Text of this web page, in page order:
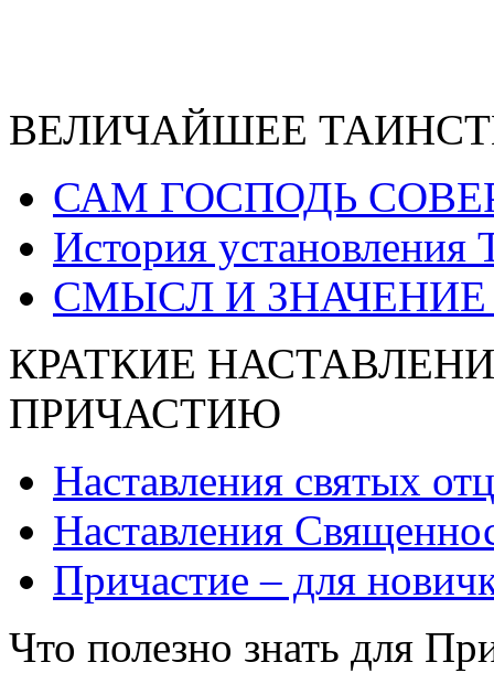
ВЕЛИЧАЙШЕЕ
САМ ГОСПОДЬ
История установления
СМЫСЛ И
КРАТКИЕ
ПРИЧАСТИЮ
Наставления святых
Наставления
Причастие – для
Что полезно знать для